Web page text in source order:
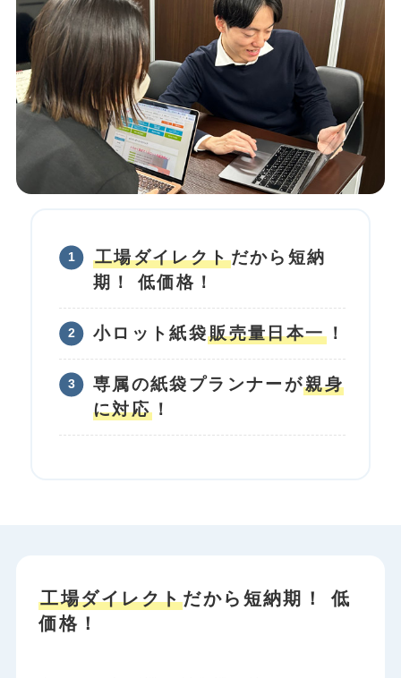
工場ダイレクトだから短納
期！ 低価格！
小ロット紙袋販売量日本一！
専属の紙袋プランナーが親身
に対応！
工場ダイレクトだから短納期！ 低
価格！